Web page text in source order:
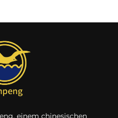
einem chinesischen